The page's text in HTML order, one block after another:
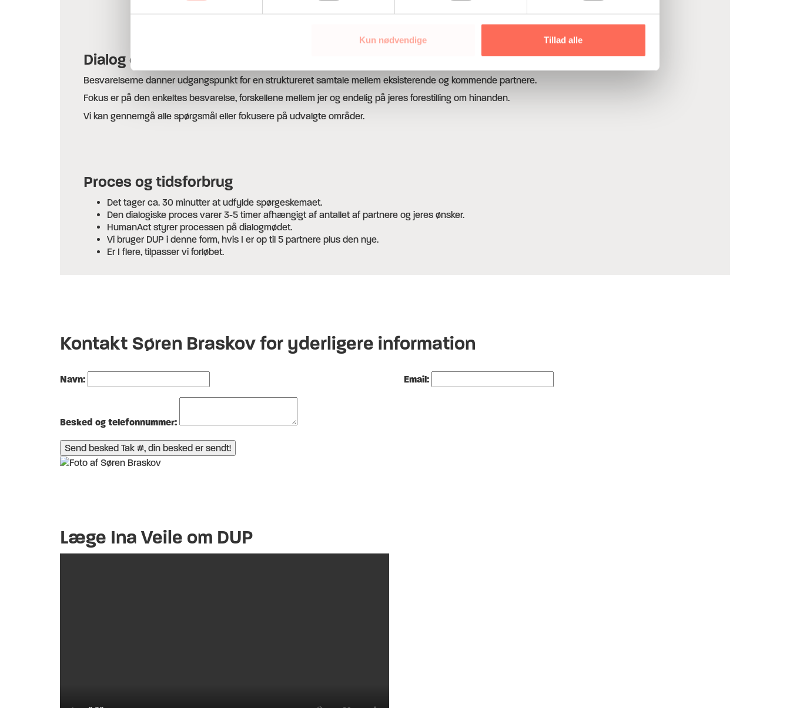
Kun nødvendige Tillad alle
Dialog om resultaterne
Besvarelserne danner udgangspunkt for en struktureret samtale mellem eksisterende og kommende partnere.
Fokus er på den enkeltes besvarelse, forskellene mellem jer og endelig på jeres forestilling om hinanden.
Vi kan gennemgå alle spørgsmål eller fokusere på udvalgte områder.
Proces og tidsforbrug
Det tager ca. 30 minutter at udfylde spørgeskemaet.
Den dialogiske proces varer 3-5 timer afhængigt af antallet af partnere og jeres ønsker.
HumanAct styrer processen på dialogmødet.
Vi bruger DUP i denne form, hvis I er op til 5 partnere plus den nye.
Er I flere, tilpasser vi forløbet.
Kontakt Søren Braskov for yderligere information
Navn: Email:
Besked og telefonnummer:
Send besked Tak #, din besked er sendt!
Læge Ina Veile om DUP